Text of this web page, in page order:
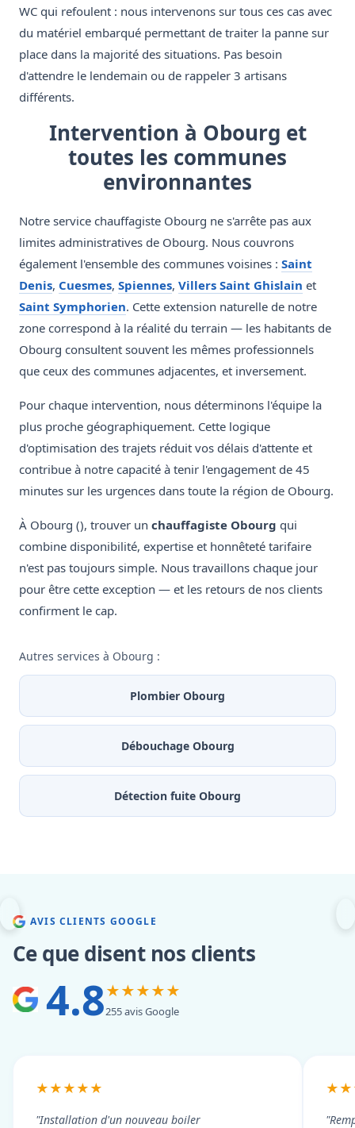
WC qui refoulent : nous intervenons sur tous ces cas avec
du matériel embarqué permettant de traiter la panne sur
place dans la majorité des situations. Pas besoin
d'attendre le lendemain ou de rappeler 3 artisans
différents.
Intervention à Obourg et
toutes les communes
environnantes
Notre service chauffagiste Obourg ne s'arrête pas aux
limites administratives de Obourg. Nous couvrons
également l'ensemble des communes voisines : Saint
Denis, Cuesmes, Spiennes, Villers Saint Ghislain et
Saint Symphorien. Cette extension naturelle de notre
zone correspond à la réalité du terrain — les habitants de
Obourg consultent souvent les mêmes professionnels
que ceux des communes adjacentes, et inversement.
Pour chaque intervention, nous déterminons l'équipe la
plus proche géographiquement. Cette logique
d'optimisation des trajets réduit vos délais d'attente et
contribue à notre capacité à tenir l'engagement de 45
minutes sur les urgences dans toute la région de Obourg.
À Obourg (), trouver un chauffagiste Obourg qui
combine disponibilité, expertise et honnêteté tarifaire
n'est pas toujours simple. Nous travaillons chaque jour
pour être cette exception — et les retours de nos clients
confirment le cap.
Autres services à Obourg :
Plombier Obourg
Débouchage Obourg
Détection fuite Obourg
AVIS CLIENTS GOOGLE
Ce que disent nos clients
4.8★★★★★
255 avis Google
★★★★★
"Installation d'un nouveau boiler